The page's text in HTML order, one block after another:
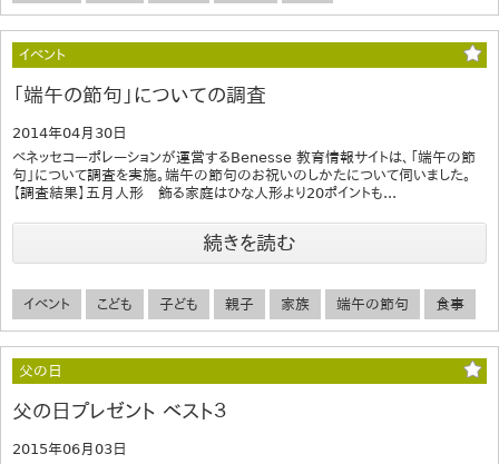
イベント
「端午の節句」についての調査
2014年04月30日
ベネッセコーポレーションが運営するBenesse 教育情報サイトは、「端午の節
句」について調査を実施。端午の節句のお祝いのしかたについて伺いました。
【調査結果】五月人形 飾る家庭はひな人形より20ポイントも...
続きを読む
イベント こども 子ども 親子 家族 端午の節句 食事
父の日
父の日プレゼント ベスト３
2015年06月03日